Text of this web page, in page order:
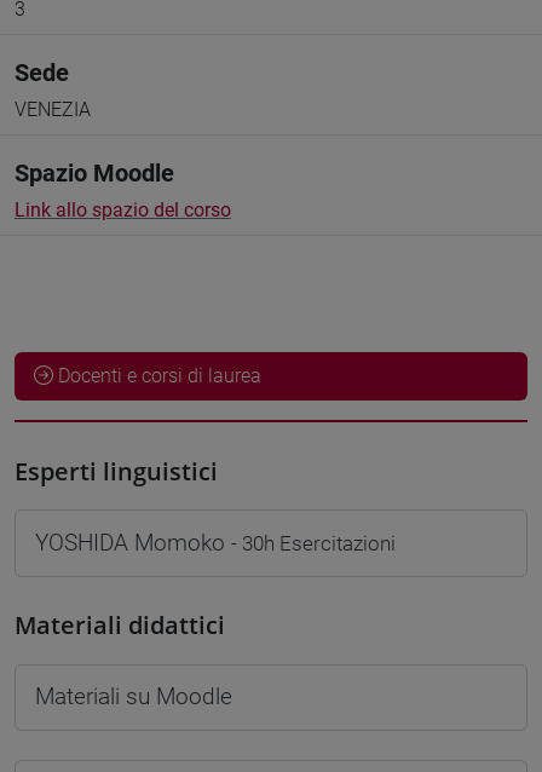
3
Sede
VENEZIA
Spazio Moodle
Link allo spazio del corso
Docenti e corsi di laurea
Esperti linguistici
YOSHIDA Momoko - 30h Esercitazioni
Materiali didattici
Materiali su Moodle